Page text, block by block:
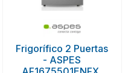
Frigorífico 2 Puertas
- ASPES